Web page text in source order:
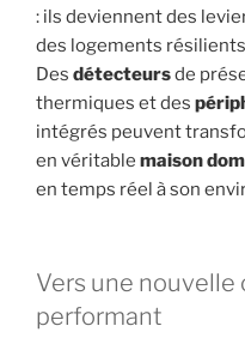
: ils deviennent des
des logements
Des détecteursde
thermiques et des
intégrés peuvent
en véritable maison
en temps réel à son
Vers une
performant